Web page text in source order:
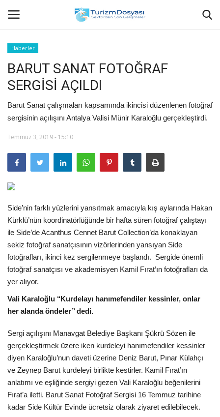
Anasayfa
Bize Ulaşın
Künye
Halil ÖNCÜ kimdir?
KVKK Aydınlatma Metni
Haberler
Görüntülü
Araştırma - İnceleme
Lezzet Durakları
Sizlerden Gelenler
Yorumlar
Video Tanıtım
Haberler
BARUT SANAT FOTOĞRAF
SERGİSİ AÇILDI
Barut Sanat çalışmaları kapsamında ikincisi düzenlenen fotoğraf
sergisinin açılışını Antalya Valisi Münir Karaloğlu gerçekleştirdi.
Temmuz 3, 2019 - 15:10
Side’nin farklı yüzlerini yansıtmak amacıyla kış aylarında Hakan
Kürklü’nün koordinatörlüğünde bir hafta süren fotoğraf çalıştayı
ile Side’de Acanthus Cennet Barut Collection’da konaklayan
sekiz fotoğraf sanatçısının vizörlerinden yansıyan Side
fotoğrafları, ikinci kez sergilenmeye başlandı. Sergide önemli
fotoğraf sanatçısı ve akademisyen Kamil Fırat’ın fotoğrafları da
yer alıyor.
Vali Karaloğlu ‘‘Kurdelayı hanımefendiler kessinler, onlar
her alanda öndeler’’ dedi.
Sergi açılışını Manavgat Belediye Başkanı Şükrü Sözen ile
gerçekleştirmek üzere iken kurdeleyi hanımefendiler kessinler
diyen Karaloğlu’nun daveti üzerine Deniz Barut, Pınar Külahçı
ve Zeynep Barut kurdeleyi birlikte kestirler. Kamil Fırat’ın
anlatımı ve eşliğinde sergiyi gezen Vali Karaloğlu beğenilerini
Fırat’a iletti. Barut Sanat Fotoğraf Sergisi 16 Temmuz tarihine
kadar Side Kültür Evinde ücretsiz olarak ziyaret edilebilecek.